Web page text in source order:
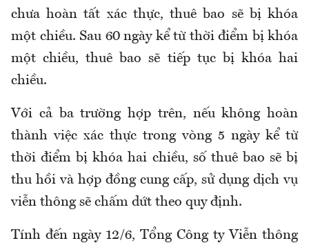
chưa hoàn tất xác thực, thuê bao sẽ bị khóa
một chiều. Sau 60 ngày kể từ thời điểm bị khóa
một chiều, thuê bao sẽ tiếp tục bị khóa hai
chiều.
Với cả ba trường hợp trên, nếu không hoàn
thành việc xác thực trong vòng 5 ngày kể từ
thời điểm bị khóa hai chiều, số thuê bao sẽ bị
thu hồi và hợp đồng cung cấp, sử dụng dịch vụ
viễn thông sẽ chấm dứt theo quy định.
Tính đến ngày 12/6, Tổng Công ty Viễn thông